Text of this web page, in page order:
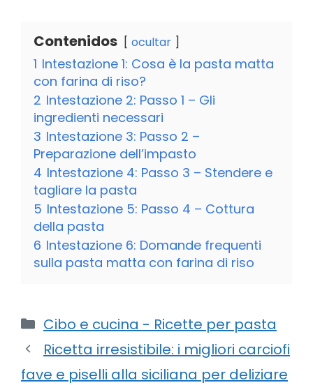
Contenidos ocultar
1 Intestazione 1: Cosa è la pasta matta
con farina di riso?
2 Intestazione 2: Passo 1 – Gli
ingredienti necessari
3 Intestazione 3: Passo 2 –
Preparazione dell’impasto
4 Intestazione 4: Passo 3 – Stendere e
tagliare la pasta
5 Intestazione 5: Passo 4 – Cottura
della pasta
6 Intestazione 6: Domande frequenti
sulla pasta matta con farina di riso
Categorie
Cibo e cucina - Ricette per pasta
Ricetta irresistibile: i migliori carciofi
fave e piselli alla siciliana per deliziare